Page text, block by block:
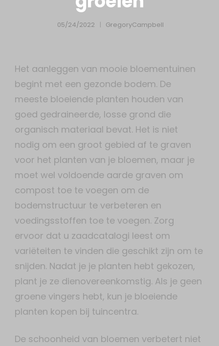
05/24/2022 GregoryCampbell
Het aanleggen van mooie bloementuinen
begint met een gezonde bodem. De
meeste bloeiende planten houden van
goed gedraineerde, losse grond die
organisch materiaal bevat. Het is niet
nodig om een ​​groot gebied af te graven
voor het planten van je bloemen, maar je
moet wel voldoende aarde graven om
compost toe te voegen om de
bodemstructuur te verbeteren en
voedingsstoffen toe te voegen. Zorg
ervoor dat u zaadcatalogi leest om
variëteiten te vinden die geschikt zijn om te
snijden. Nadat je je planten hebt gekozen,
plant je ze dienovereenkomstig. Als je geen
groene vingers hebt, kun je bloeiende
planten kopen bij tuincentra.
De schoonheid van bloemen verbetert niet